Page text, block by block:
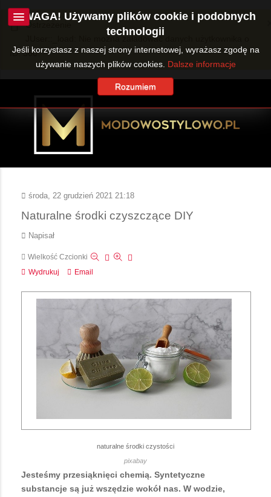
Ostrzeżenie
JUser::_load: Nie można załadować danych użytkownika o
ID: 360.
środa, 22 grudzień 2021 21:18
Naturalne środki czyszczące DIY
Napisał
Wielkość Czcionki
Wydrukuj
Email
naturalne środki czystości
pixabay
Jesteśmy przesiąknięci chemią. Syntetyczne
substancje są już wszędzie wokół nas. W wodzie,
UWAGA! Używamy plików cookie i podobnych
technologii
Jeśli korzystasz z naszej strony internetowej, wyrażasz zgodę na
używanie naszych plików cookies. Dalsze informacje
Rozumiem